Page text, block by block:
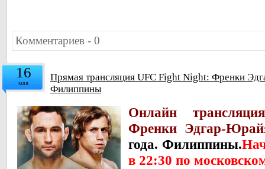
Комментариев - 0
16
мая
Прямая трансляция UFC Fight Night: Френки
Филиппины
Онлайн
Френки Эдгар-
года. Филиппины.
в 22:30 по